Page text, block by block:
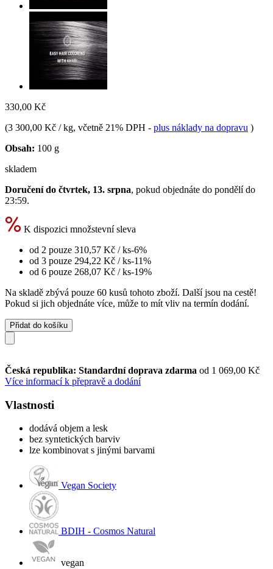
330,00 Kč
(3 300,00 Kč / kg, včetně 21% DPH - plus náklady na dopravu )
Obsah: 100 g
skladem
Doručení do čtvrtek, 13. srpna, pokud objednáte do pondělí do
23:59.
K dispozici množstevní sleva
od 2 pouze 310,57 Kč / ks-6%
od 3 pouze 294,22 Kč / ks-11%
od 6 pouze 268,07 Kč / ks-19%
Na skladě zbývá pouze 60 kusů tohoto zboží. Další jsou na cestě!
Pokud si jich objednáte více, může to mít vliv na termín dodání.
Přidat do košíku
Česká republika: Standardní doprava zdarma od 1 069,00 Kč
Více informací k přepravě a dodání
Vlastnosti
dodává objem a lesk
bez syntetických barviv
lze kombinovat s jinými barvami
Vegan Society
BDIH - Cosmos Natural
vegan